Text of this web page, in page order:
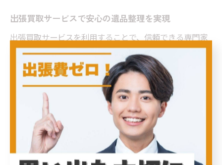
出張買取サービスで安心の遺品整理を実現
出張買取サービスを利用することで、信頼できる専門家
のサポートを受けながら安心して遺品整理が進められま
す。台東区の地域事情に精通したスタッフが対応するた
め、適切なアドバイスやサポートが得られるのも魅力で
す。初めて遺品整理を行う場合でも、疑問や不安を解消
しながら進められるので、安心感を持って大切な品の整
理ができるでしょう。